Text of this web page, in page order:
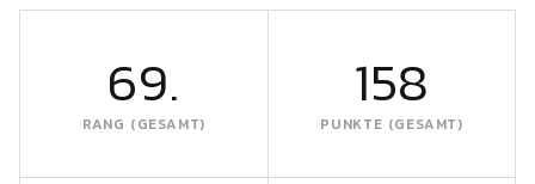
69.
RANG (GESAMT)
158
PUNKTE (GESAMT)